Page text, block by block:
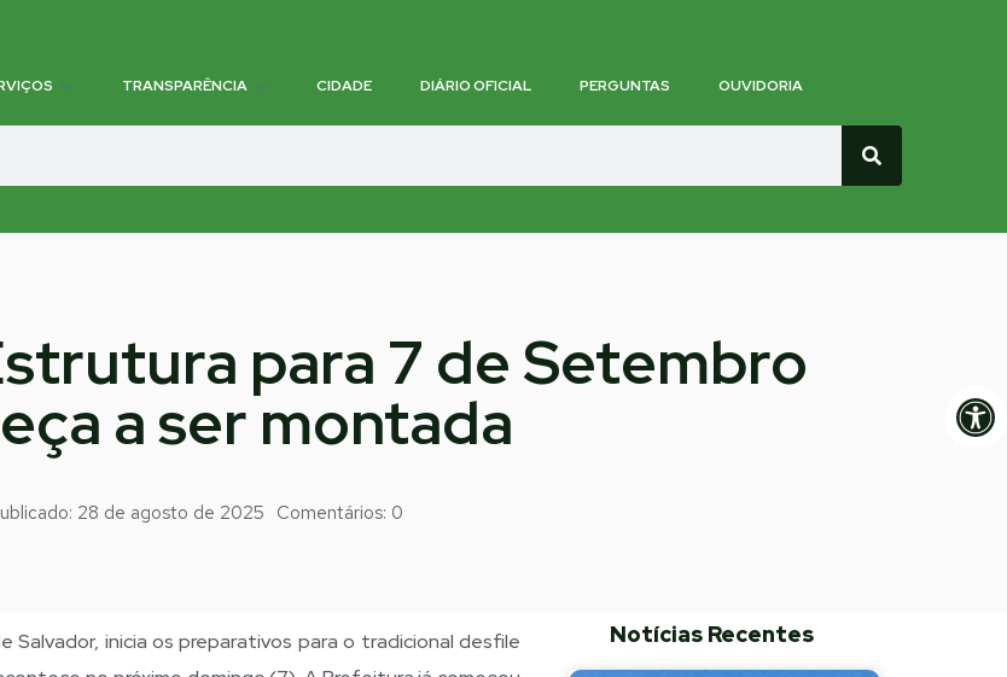
TRANSPARÊNCIA CIDADE DIÁRIO OFICIAL PERGUNTAS OUVIDORIA
para 7 de Setembro
a ser montada
28 de agosto de 2025 Comentários: 0
Salvador, inicia os preparativos para o tradicional desfile
Notícias Recentes